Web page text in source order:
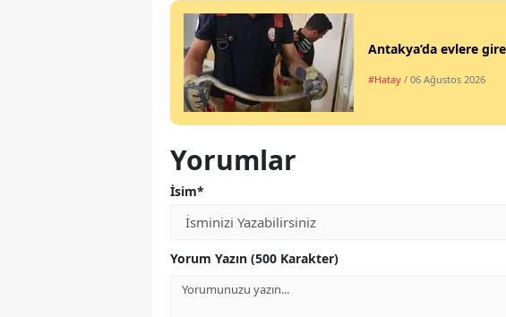
Antakya’da evlere
#Hatay / 06 Ağustos 2026
Yorumlar
İsim*
Yorum Yazın (500 Karakter)